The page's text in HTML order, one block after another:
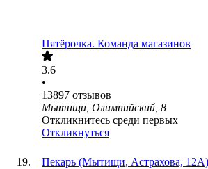
Пятёрочка. Команда магазинов
3.6
•
13897 отзывов
Мытищи, Олимпийский, 8
Откликнитесь среди первых
Откликнуться
Пекарь (Мытищи, Астрахова, 12А)